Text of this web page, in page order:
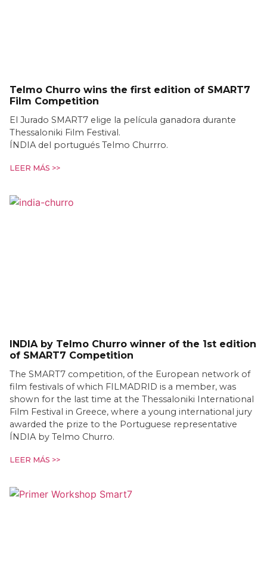
Telmo Churro wins the first edition of SMART7
Film Competition
El Jurado SMART7 elige la película ganadora durante
Thessaloniki Film Festival.
ÍNDIA del portugués Telmo Churrro.
LEER MÁS >>
INDIA by Telmo Churro winner of the 1st edition
of SMART7 Competition
The SMART7 competition, of the European network of
film festivals of which FILMADRID is a member, was
shown for the last time at the Thessaloniki International
Film Festival in Greece, where a young international jury
awarded the prize to the Portuguese representative
ÍNDIA by Telmo Churro.
LEER MÁS >>